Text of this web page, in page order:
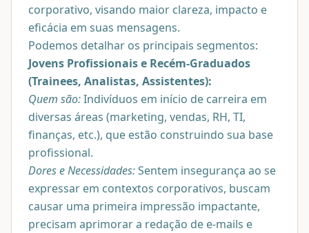
corporativo, visando maior clareza, impacto e
eficácia em suas mensagens.
Podemos detalhar os principais segmentos:
Jovens Profissionais e Recém-Graduados
(Trainees, Analistas, Assistentes):
Quem são:Indivíduos em início de carreira em
diversas áreas (marketing, vendas, RH, TI,
finanças, etc.), que estão construindo sua base
profissional.
Dores e Necessidades:Sentem insegurança ao se
expressar em contextos corporativos, buscam
causar uma primeira impressão impactante,
precisam aprimorar a redação de e-mails e